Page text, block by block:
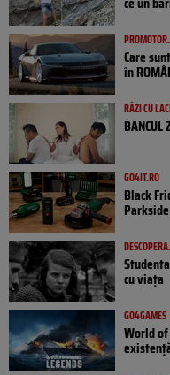
Care
în
RÂZI CU
GO4IT.RO
Black
cu viața
GO4GAMES
World